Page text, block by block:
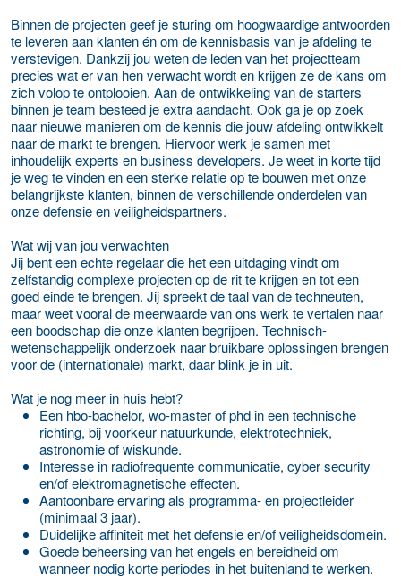
Binnen de projecten geef je sturing om hoogwaardige antwoorden
te leveren aan klanten én om de kennisbasis van je afdeling te
verstevigen. Dankzij jou weten de leden van het projectteam
precies wat er van hen verwacht wordt en krijgen ze de kans om
zich volop te ontplooien. Aan de ontwikkeling van de starters
binnen je team besteed je extra aandacht. Ook ga je op zoek
naar nieuwe manieren om de kennis die jouw afdeling ontwikkelt
naar de markt te brengen. Hiervoor werk je samen met
inhoudelijk experts en business developers. Je weet in korte tijd
je weg te vinden en een sterke relatie op te bouwen met onze
belangrijkste klanten, binnen de verschillende onderdelen van
onze defensie en veiligheidspartners.
Wat wij van jou verwachten
Jij bent een echte regelaar die het een uitdaging vindt om
zelfstandig complexe projecten op de rit te krijgen en tot een
goed einde te brengen. Jij spreekt de taal van de techneuten,
maar weet vooral de meerwaarde van ons werk te vertalen naar
een boodschap die onze klanten begrijpen. Technisch-
wetenschappelijk onderzoek naar bruikbare oplossingen brengen
voor de (internationale) markt, daar blink je in uit.
Wat je nog meer in huis hebt?
Een hbo-bachelor, wo-master of phd in een technische
richting, bij voorkeur natuurkunde, elektrotechniek,
astronomie of wiskunde.
Interesse in radiofrequente communicatie, cyber security
en/of elektromagnetische effecten.
Aantoonbare ervaring als programma- en projectleider
(minimaal 3 jaar).
Duidelijke affiniteit met het defensie en/of veiligheidsdomein.
Goede beheersing van het engels en bereidheid om
wanneer nodig korte periodes in het buitenland te werken.